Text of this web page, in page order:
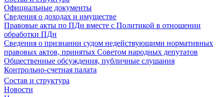
Официальные документы
Сведения о доходах и имуществе
Правовые акты по ПДн вместе с Политикой в отношении
обработки ПДн
Сведения о признании судом недействующими нормативных
правовых актов, принятых Советом народных депутатов
Общественные обсуждения, публичные слушания
Контрольно-счетная палата
Состав и структура
Новости